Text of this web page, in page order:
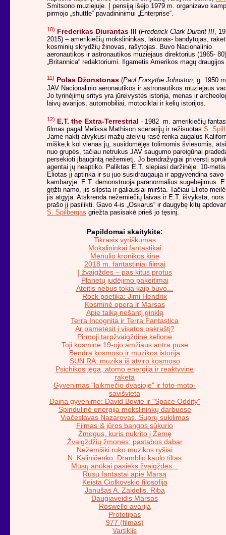
Smitsono muziejuje. Į pensiją išėjo 1979 m. organizavo
pirmojo „shuttle“ pavadininimui „Enterprise“.
10) Frederikas Diurantas III (Frederick Clark Durant III,
2015) – amerikiečių mokslininkas, lakūnas- bandytojas,
kosminių skrydžių žinovas, rašytojas. Buvo Nacionalinio
aeronautikos ir astronautikos muziejaus direktorius (1965-
„Britannica“ redaktoriumi. Ilgametis Amerikos magų
11) Polas Džonstonas (Paul Forsythe Johnston, g. 1950
JAV Nacionalinio aeronautikos ir astronautikos muziejaus
Jo tyrinėjimų sritys yra jūreivystės istorija, menas ir
laivų avarijos, automobiliai, motociklai ir kelių istorijos.
12) E.T. the Extra-Terrestrial - 1982 m. amerikiečių
filmas pagal Melissa Mathison scenarijų ir režisuotas S.
Jame naktį atvykusi mažų ateivių rasė renka augalus
miške,k kol vienas jų, susidomėjęs tolimomis šviesomis,
nuo grupės, tačiau netrukus JAV saugumo pareigūnai
persekioti įbaugintą nežemietį. Jo bendražygiai priversti
agentai jų neaptiko. Paliktas E.T. slepiasi daržinėje. 10-metis
Eliotas jį aptinka ir su juo susidraugauja ir apgyvendina savo
kambaryje. E.T. demonstruoja paranormalius sugebėjimus.
grįžti namo, jis silpsta ir galiausiai miršta. Tačiau Elioto
jis atgyja. Atskrenda nežemiečių laivas ir E.T. išvyksta, nors
prašo jį pasilikti. Gavo 4-is „Oskarus“ ir daugybę kitų
S. Spilbergas griežta pasisakė prieš jo tęsinį.
Papildomai skaitykite:
Tikrasis vyriškumas
Mokslininkai fantastikai
Mėnulio kronikos kine
2018 m. fantastiniai filmai
Į žvaigždes – pas kitus protus
Planetų judėjimo pakeitimai
Ateitis nebus tokia kaip buvo...
Rock poetika: Jimi Hendrix
Kosminė opera ir Marsas
Apie taiką nešantį ginklą
Terra Incognita ir Terra Fantastica
Ar pametėsit į visatos pakraštį?
Pirmoji tarpžvaigždinė kelionė
Toji kosminė 19-ojo amžiaus antra pusė
Bendra kosmoso ir muzikos istorija
SUN RA: muzika iš atviro kosmoso
Psichikos jėga, atomo energija ir reaktyvine
raketa
Gyvenimas "laikmečio dvasioje" ir foto-moto-
savišvieta
Daina gyvenime: David Bowie ir "Space Oddity"
Spindulinė energija mokslininkų darbuose
Viačeslavas Nazarovas. Suprų sukilimas
Filmas iš jūros bangos sūkurio
Žmogus, kuris nukrito į Žemę
Žvaigždžių žmonės: pastabos dabar
Nežemiški roko muzikos ryšiai
N. Kaliničenko. Dramblio kaulo tiltas
Mūsų anūkai pasieks žvaigždes...
Rusų fantastai apie Marsą
Keista Ciolkovskio filosofija
Janušas A. Zaidelis. Riba
Daugiaveidis Marsas
Roswello avarija
Prototipas
977 (filmas)
Vartiklis